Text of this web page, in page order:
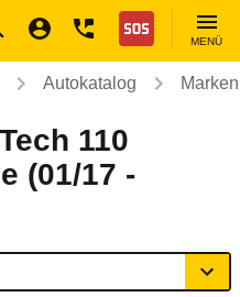
Nothilfe
MENÜ
Autokatalog
110
(01/17 -